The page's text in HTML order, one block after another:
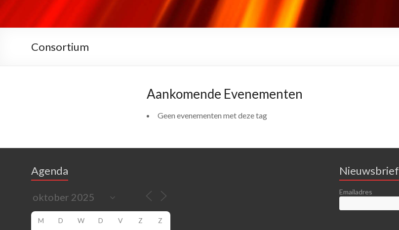
Consortium
Aankomende Evenementen
Geen evenementen met deze tag
Agenda
M D W D V Z Z
Nieuwsbrief
Emailadres